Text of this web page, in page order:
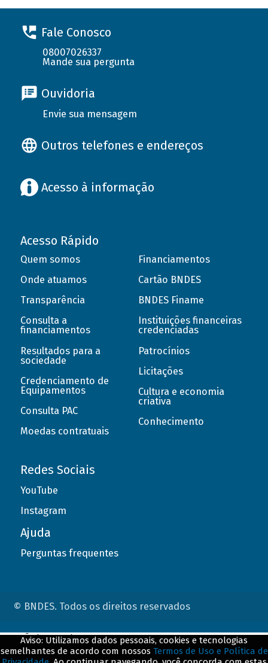
Fale Conosco
08007026337
Mande sua pergunta
Ouvidoria
Envie sua mensagem
Outros telefones e endereços
Acesso à informação
Acesso Rápido
Quem somos
Onde atuamos
Transparência
Consulta a
financiamentos
Resultados para a
sociedade
Credenciamento de
Equipamentos
Consulta PAC
Moedas contratuais
Financiamentos
Cartão BNDES
BNDES Finame
Instituições financeiras
credenciadas
Patrocínios
Licitações
Cultura e economia
criativa
Conhecimento
Redes Sociais
YouTube
Instagram
Ajuda
Perguntas frequentes
© BNDES. Todos os direitos reservados
Aviso: Utilizamos dados pessoais, cookies e tecnologias
semelhantes de acordo com nossos Termos de Uso e Política de
ConteÃºdo complementar
${title}${badge}